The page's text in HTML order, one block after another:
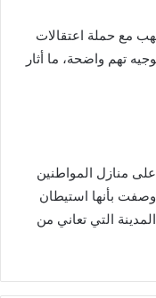
مع حملة اعتقالات
تهم واضحة، ما أثار
منازل المواطنين
بأنها استيطان
التي تعاني من